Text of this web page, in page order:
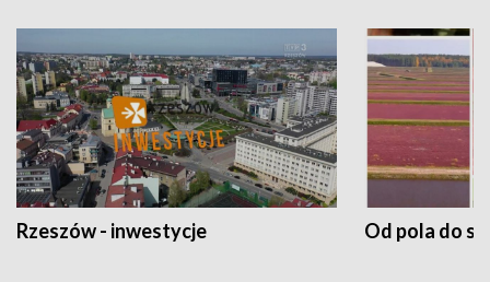
Rzeszów - inwestycje Od pola do